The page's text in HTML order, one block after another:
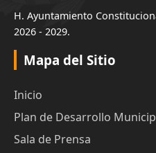
H. Ayuntamiento
2026 - 2029.
Mapa del Sitio
Inicio
Plan de Desarrollo
Sala de Prensa